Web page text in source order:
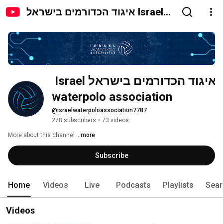
איגוד הכדורמים בישראל Israel
waterpolo association
@israelwaterpoloassociation7787
278 subscribers • 73 videos
More about this channel ...more
Subscribe
Home Videos Live Podcasts Playlists
Videos